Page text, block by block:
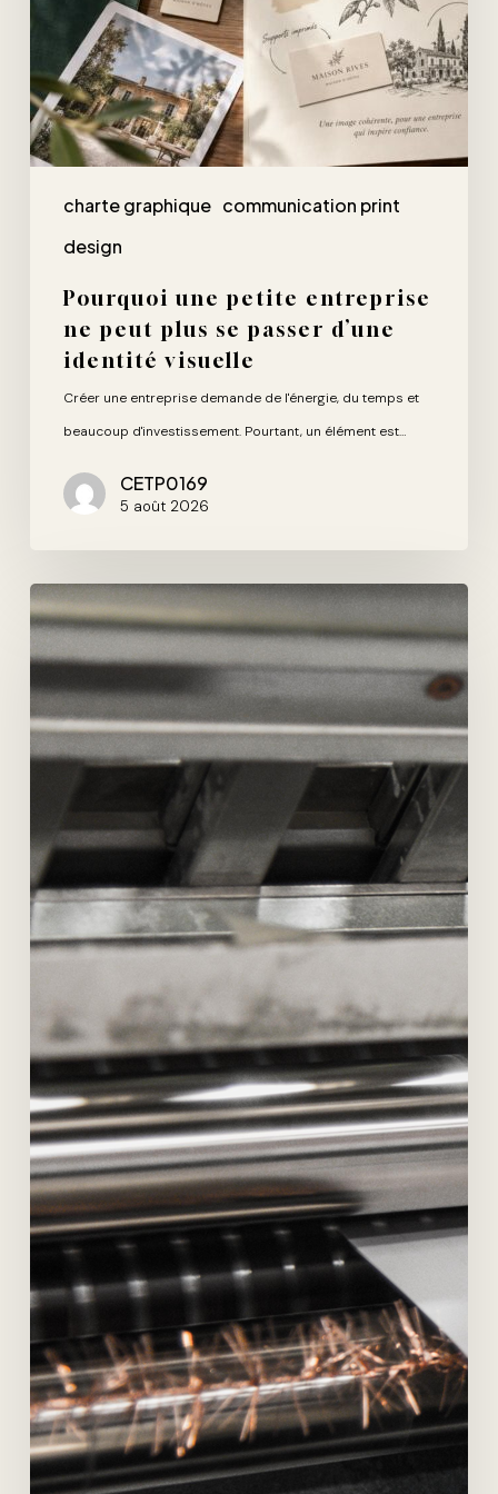
charte graphique communication print
design
d’une
identité
visuelle
Pourquoi une petite entreprise
ne peut plus se passer d’une
identité visuelle
Créer une entreprise demande de l'énergie, du temps et
beaucoup d'investissement. Pourtant, un élément est…
CETP0169
5 août 2026
L’IMPRESSION
EN
LIGNE